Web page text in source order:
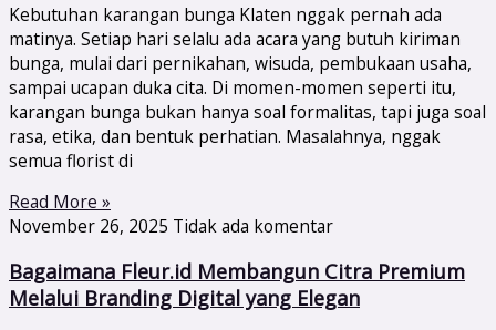
Kebutuhan karangan bunga Klaten nggak pernah ada
matinya. Setiap hari selalu ada acara yang butuh kiriman
bunga, mulai dari pernikahan, wisuda, pembukaan usaha,
sampai ucapan duka cita. Di momen-momen seperti itu,
karangan bunga bukan hanya soal formalitas, tapi juga soal
rasa, etika, dan bentuk perhatian. Masalahnya, nggak
semua florist di
Read More »
November 26, 2025 Tidak ada komentar
Bagaimana Fleur.id Membangun Citra Premium
Melalui Branding Digital yang Elegan